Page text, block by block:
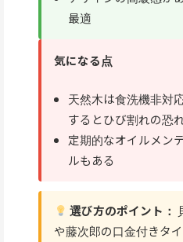
最適
気になる点
天然木は食洗機非対
するとひび割れの恐
定期的なオイルメン
ルもある
選び方のポイント：
や藤次郎の口金付きタ